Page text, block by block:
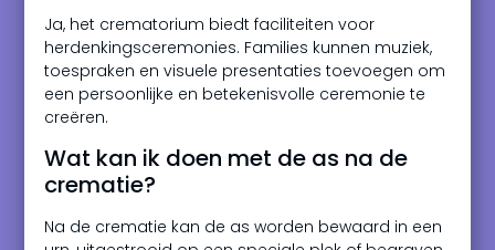
Ja, het crematorium biedt faciliteiten voor
herdenkingsceremonies. Families kunnen muziek,
toespraken en visuele presentaties toevoegen om
een persoonlijke en betekenisvolle ceremonie te
creëren.
Wat kan ik doen met de as na de
crematie?
Na de crematie kan de as worden bewaard in een